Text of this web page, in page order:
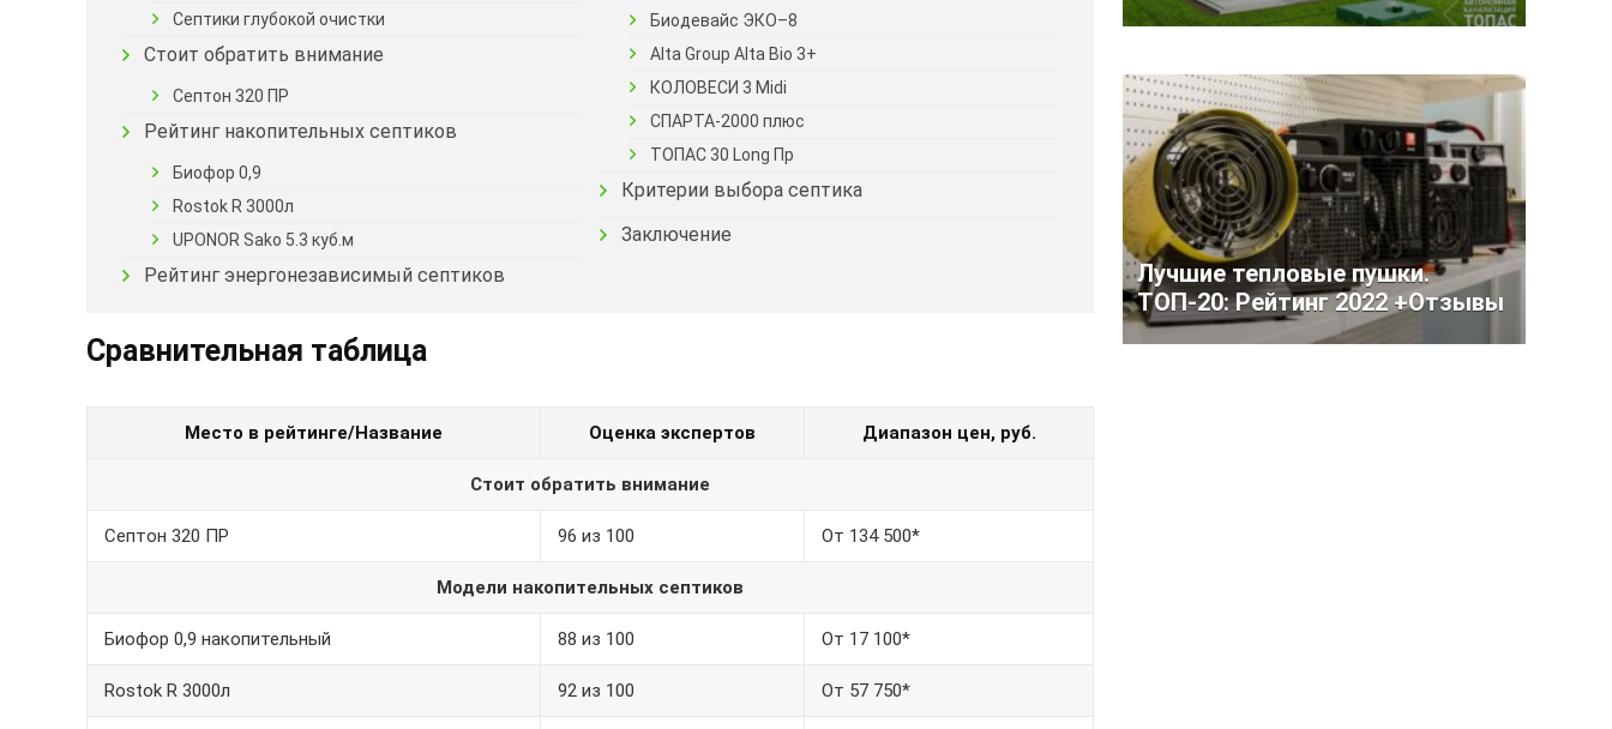
Септики глубокой очистки
Стоит обратить внимание
Септон 320 ПР
Рейтинг накопительных септиков
Биофор 0,9
Rostok R 3000л
UPONOR Sako 5.3 куб.м
Рейтинг энергонезависимый септиков
Биодевайс ЭКО–8
Alta Group Alta Bio 3+
КОЛОВЕСИ 3 Midi
СПАРТА-2000 плюс
ТОПАС 30 Long Пр
Критерии выбора септика
Заключение
Сравнительная таблица
Место в рейтинге/Название Оценка экспертов Диапазон цен, руб.
Стоит обратить внимание
Септон 320 ПР 96 из 100 От 134 500*
Модели накопительных септиков
Биофор 0,9 накопительный 88 из 100 От 17 100*
Rostok R 3000л 92 из 100 От 57 750*
Лучшие тепловые пушки.
ТОП-20: Рейтинг 2022 +Отзывы